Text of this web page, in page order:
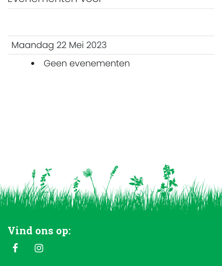
Maandag 22 Mei 2023
Geen evenementen
Vind ons op: